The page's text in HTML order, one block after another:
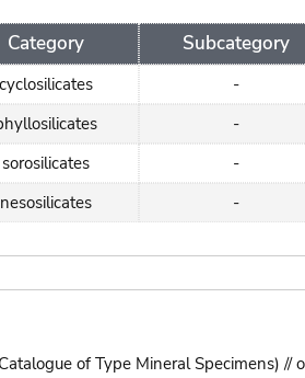
Category Subcategory
cyclosilicates -
-
sorosilicates -
nesosilicates -
of Type Mineral Specimens) //